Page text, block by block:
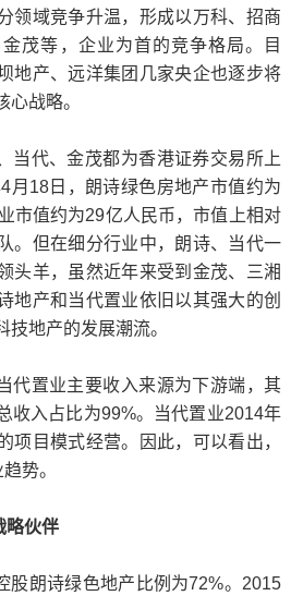
领域竞争升温，形成以万科、招商
茂等，企业为首的竞争格局。目
地产、远洋集团几家央企也逐步将
心战略。
代、金茂都为香港证券交易所上
月18日，朗诗绿色房地产市值约为
市值约为29亿人民币，市值上相对
。但在细分行业中，朗诗、当代一
头羊，虽然近年来受到金茂、三湘
地产和当代置业依旧以其强大的创
地产的发展潮流。
置业主要收入来源为下游端，其
收入占比为99%。当代置业2014年
项目模式经营。因此，可以看出，
势。
伙伴
朗诗绿色地产比例为72%。2015